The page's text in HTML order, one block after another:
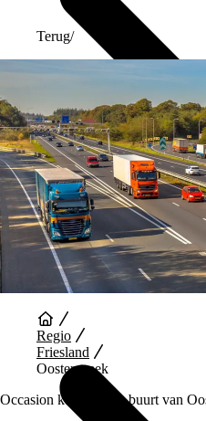
Auto Diensten
Terug/
Regio
Friesland
Oosterstreek
Occasion kopen in de buurt van